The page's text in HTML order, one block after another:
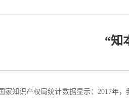
“知
知识产权局统计数据显示：2017年，